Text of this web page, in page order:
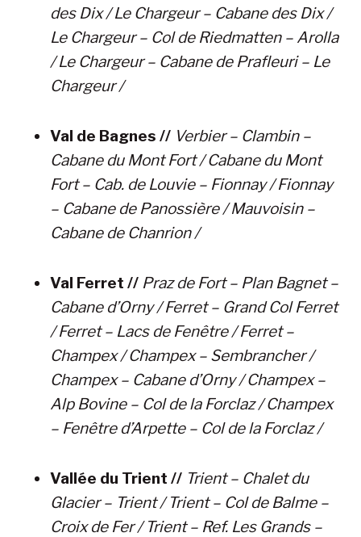
des Dix / Le Chargeur – Cabane des Dix /
Le Chargeur – Col de Riedmatten – Arolla
/ Le Chargeur – Cabane de Prafleuri – Le
Chargeur /
Val de Bagnes // Verbier – Clambin –
Cabane du Mont Fort / Cabane du Mont
Fort – Cab. de Louvie – Fionnay / Fionnay
– Cabane de Panossière / Mauvoisin –
Cabane de Chanrion /
Val Ferret // Praz de Fort – Plan Bagnet –
Cabane d’Orny / Ferret – Grand Col Ferret
/ Ferret – Lacs de Fenêtre / Ferret –
Champex / Champex – Sembrancher /
Champex – Cabane d’Orny / Champex –
Alp Bovine – Col de la Forclaz / Champex
– Fenêtre d’Arpette – Col de la Forclaz /
Vallée du Trient // Trient – Chalet du
Glacier – Trient / Trient – Col de Balme –
Croix de Fer / Trient – Ref. Les Grands –